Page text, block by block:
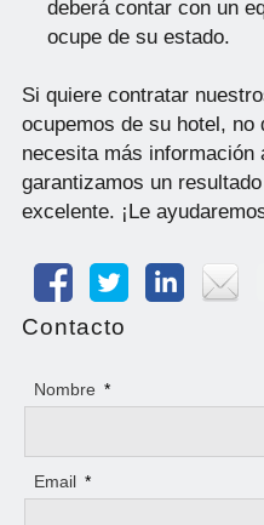
deberá contar con un
ocupe de su estado.
Si quiere contratar
ocupemos de su hotel, no
necesita más información
garantizamos un
excelente. ¡Le
Contacto
Nombre *
Email *